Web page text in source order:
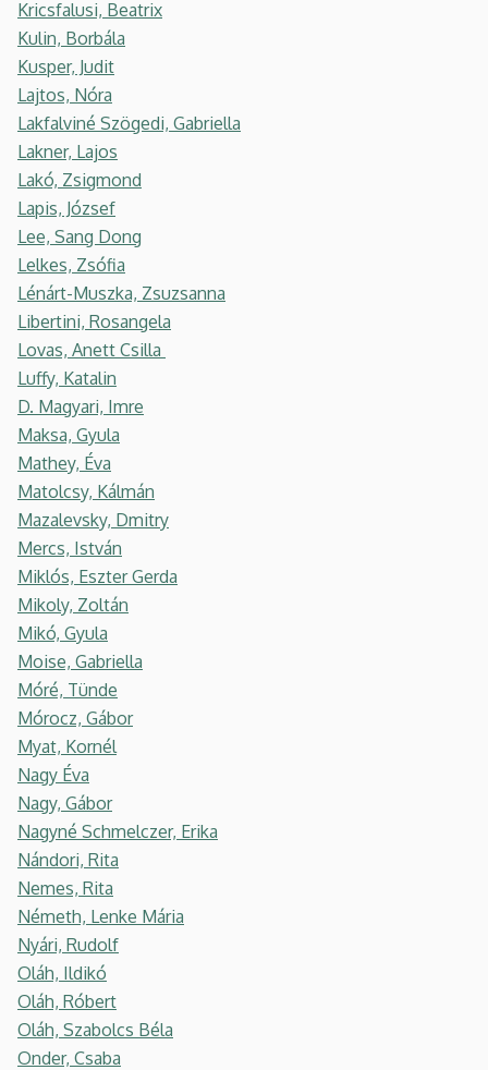
Kricsfalusi, Beatrix
Kulin, Borbála
Kusper, Judit
Lajtos, Nóra
Lakfalviné Szögedi, Gabriella
Lakner, Lajos
Lakó, Zsigmond
Lapis, József
Lee, Sang Dong
Lelkes, Zsófia
Lénárt-Muszka, Zsuzsanna
Libertini, Rosangela
Lovas, Anett Csilla
Luffy, Katalin
D. Magyari, Imre
Maksa, Gyula
Mathey, Éva
Matolcsy, Kálmán
Mazalevsky, Dmitry
Mercs, István
Miklós, Eszter Gerda
Mikoly, Zoltán
Mikó, Gyula
Moise, Gabriella
Móré, Tünde
Mórocz, Gábor
Myat, Kornél
Nagy Éva
Nagy, Gábor
Nagyné Schmelczer, Erika
Nándori, Rita
Nemes, Rita
Németh, Lenke Mária
Nyári, Rudolf
Oláh, Ildikó
Oláh, Róbert
Oláh, Szabolcs Béla
Onder, Csaba